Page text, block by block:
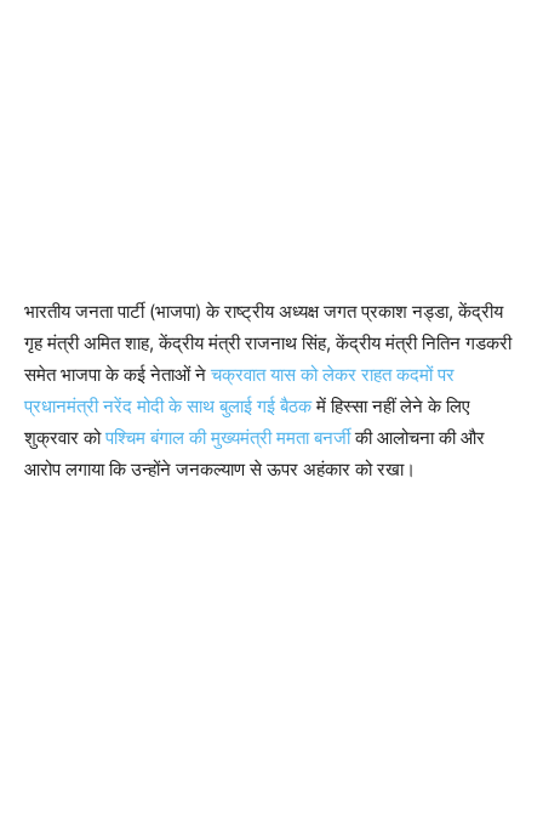
भारतीय जनता पार्टी (भाजपा) के राष्ट्रीय अध्यक्ष जगत प्रकाश नड्डा, केंद्रीय
गृह मंत्री अमित शाह, केंद्रीय मंत्री राजनाथ सिंह, केंद्रीय मंत्री नितिन गडकरी
समेत भाजपा के कई नेताओं नेचक्रवात यास को लेकर राहत कदमों पर
प्रधानमंत्री नरेंद मोदी के साथ बुलाई गई बैठकमें हिस्सा नहीं लेने के लिए
शुक्रवार कोपश्चिम बंगाल की मुख्यमंत्री ममता बनर्जीकी आलोचना की और
आरोप लगाया कि उन्होंने जनकल्याण से ऊपर अहंकार को रखा।